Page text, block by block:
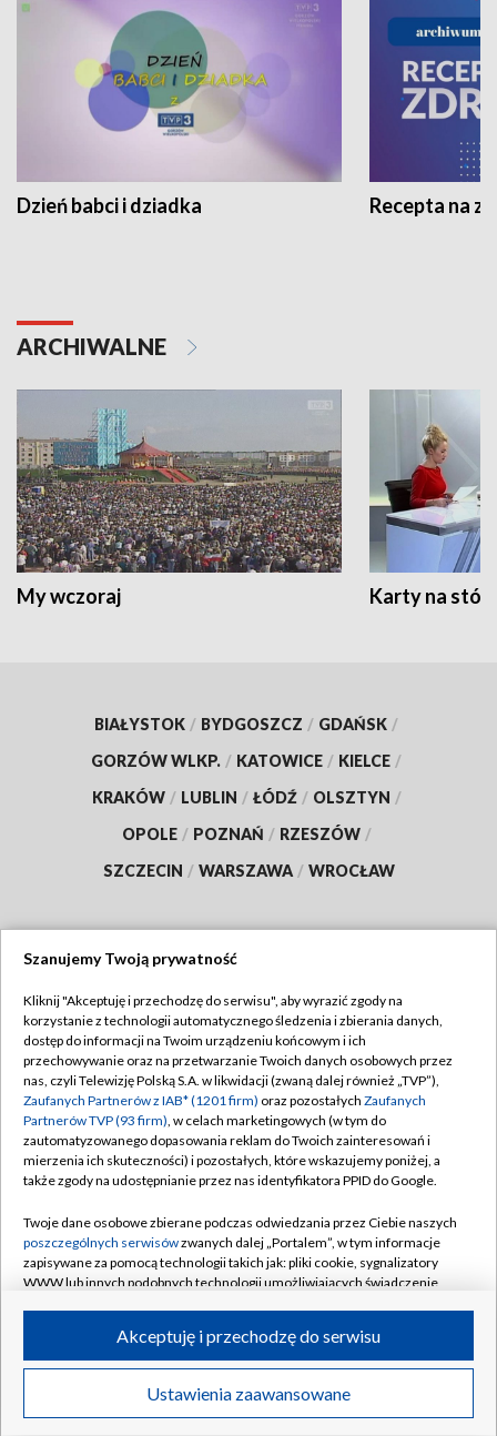
Dzień babci i dziadka Recepta na
ARCHIWALNE
My wczoraj Karty na
BIAŁYSTOK / BYDGOSZCZ / GDAŃSK /
GORZÓW WLKP. / KATOWICE / KIELCE /
KRAKÓW / LUBLIN / ŁÓDŹ / OLSZTYN /
OPOLE / POZNAŃ / RZESZÓW /
SZCZECIN / WARSZAWA / WROCŁAW
TVP
Abonament TVP
Emisja w TVP
Centrum informacji TVP
Naziemna Telewizja Cyfrowa
Rada Programowa
System NOS
Informacje o nadawcy
Program dla prasy
Ogłoszenie przetargowe
Regulamin TVP
Polityka prywatności
Moje zgody
Pomoc
Kontakt
Kanały
©2026 Telewizja Polska S.A. w likwidacji
Szanujemy Twoją prywatność
Kliknij "Akceptuję i przechodzę do serwisu", aby wyrazić zgody na
korzystanie z technologii automatycznego śledzenia i zbierania danych,
dostęp do informacji na Twoim urządzeniu końcowym i ich
przechowywanie oraz na przetwarzanie Twoich danych osobowych przez
nas, czyli Telewizję Polską S.A. w likwidacji (zwaną dalej również „TVP”),
Zaufanych Partnerów z IAB* (1201 firm) oraz pozostałych Zaufanych
Partnerów TVP (93 firm), w celach marketingowych (w tym do
zautomatyzowanego dopasowania reklam do Twoich zainteresowań i
mierzenia ich skuteczności) i pozostałych, które wskazujemy poniżej, a
także zgody na udostępnianie przez nas identyfikatora PPID do Google.
Twoje dane osobowe zbierane podczas odwiedzania przez Ciebie naszych
poszczególnych serwisówzwanych dalej „Portalem”, w tym informacje
zapisywane za pomocą technologii takich jak: pliki cookie, sygnalizatory
WWW lub innych podobnych technologii umożliwiających świadczenie
ruchu w Internecie.
Twoje dane osobowe zbierane podczas odwiedzania przez Ciebie
poszczególnych serwisówna Portalu, takie jak adresy IP, identyfikatory
Ustawienia zaawansowane
Akceptuję i przechodzę do serwisu